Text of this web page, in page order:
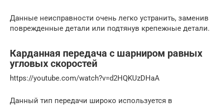
Данные неисправности очень легко устранить, заменив
поврежденные детали или подтянув крепежные детали.
Карданная передача с шарниром равных
угловых скоростей
https://youtube.com/watch?v=d2HQKUzDHaA
Данный тип передачи широко используется в